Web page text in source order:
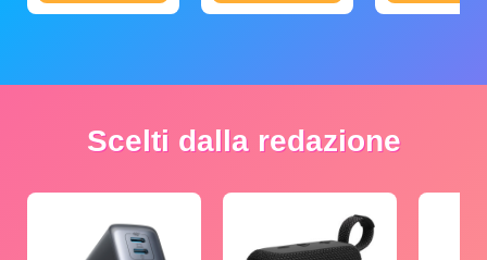
Scelti dalla redazione